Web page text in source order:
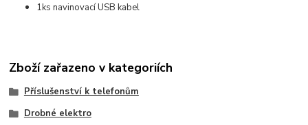
1ks navinovací USB kabel
Zboží zařazeno v kategoriích
Příslušenství k telefonům
Drobné elektro